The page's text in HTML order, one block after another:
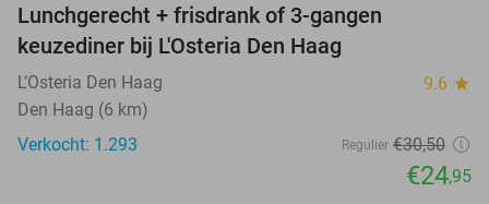
Lunchgerecht + frisdrank of 3-gangen
keuzediner bij L'Osteria Den Haag
L’Osteria Den Haag 9.6 star
Den Haag (6 km)
Verkocht: 1.293
Regulier €30,50
€24,95